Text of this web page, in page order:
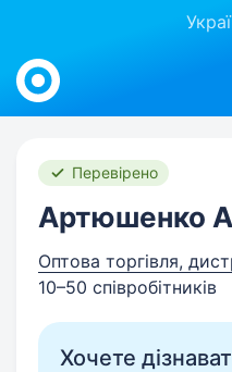
Work.ua
Перевірено
Артюшенко
Оптова торгівля,
10–50 співробітників
Хочете